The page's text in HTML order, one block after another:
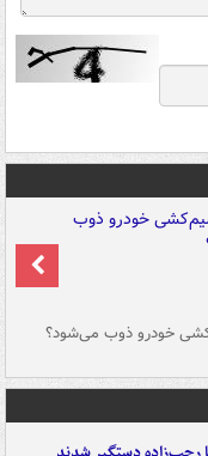
خودرو ذوب می‌شود؟